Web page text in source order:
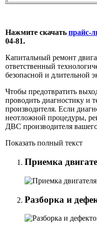
Нажмите скачать прайс-
04-81.
Капитальный ремонт
ответственный
безопасной и длительной
Чтобы предотвратить
проводить диагностику и
производителя. Если
неотложной процедуры,
ДВС производителя
Показать полный текст
Приемка
Разборка и